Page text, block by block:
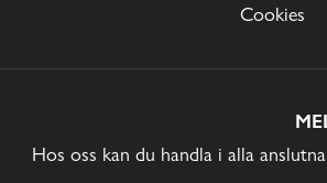
Cookies
Hos oss kan du handla i alla